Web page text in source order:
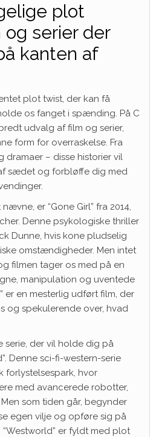
plot
serier der
kanten af
plot twist, der kan få
os fanget i spænding. På C
udvalg af film og serier,
form for overraskelse. Fra
dramaer – disse historier vil
sædet og forbløffe dig med
er “Gone Girl” fra 2014,
Denne psykologiske thriller
Dunne, hvis kone pludselig
omstændigheder. Men intet
filmen tager os med på en
manipulation og uventede
er en mesterlig udført film, der
og spekulerende over, hvad
serie, der vil holde dig på
Denne sci-fi-western-serie
forlystelsespark, hvor
med avancerede robotter,
som tiden går, begynder
egen vilje og opføre sig på
er fyldt med plot